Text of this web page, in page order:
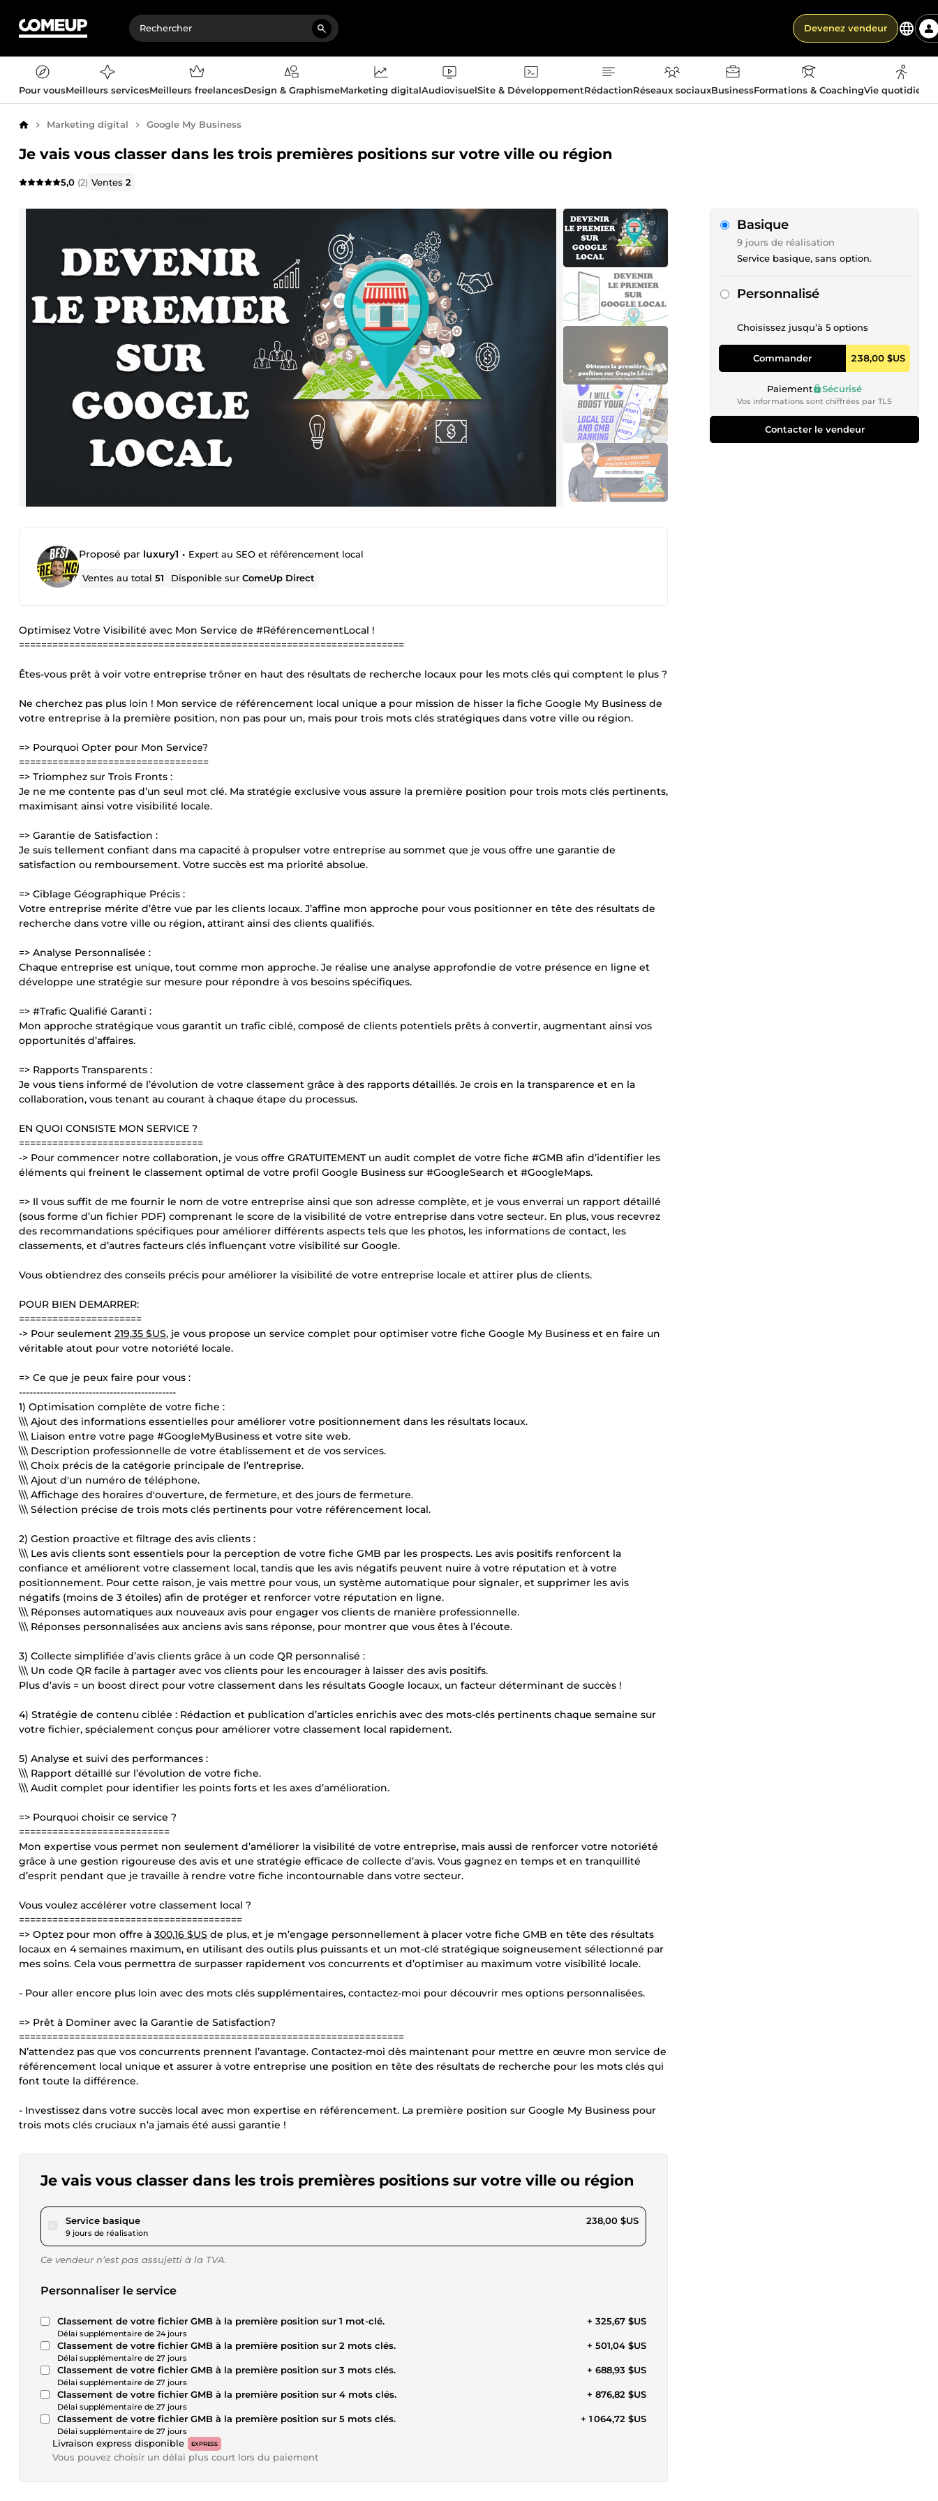
Devenez vendeur
Pour vousMeilleurs servicesMeilleurs freelancesDesign & GraphismeMarketing digitalAudiovisuelSite & DéveloppementRédactionRéseaux sociauxBusinessFormations & CoachingVie
AccueilMarketing digital Google My Business
Je vais vous classer dans les trois premières positions sur votre ville ou région
5,0 (2) Ventes2
Proposé par luxury1 • Expert au SEO et référencement local
Ventes au total51 Disponible surComeUp Direct
Optimisez Votre Visibilité avec Mon Service de #RéférencementLocal !
=====================================================================
Êtes-vous prêt à voir votre entreprise trôner en haut des résultats de recherche locaux pour les mots clés qui comptent le plus ?
Ne cherchez pas plus loin ! Mon service de référencement local unique a pour mission de hisser la fiche Google My Business de
votre entreprise à la première position, non pas pour un, mais pour trois mots clés stratégiques dans votre ville ou région.
=> Pourquoi Opter pour Mon Service?
==================================
=> Triomphez sur Trois Fronts :
Je ne me contente pas d’un seul mot clé. Ma stratégie exclusive vous assure la première position pour trois mots clés pertinents,
maximisant ainsi votre visibilité locale.
=> Garantie de Satisfaction :
Je suis tellement confiant dans ma capacité à propulser votre entreprise au sommet que je vous offre une garantie de
satisfaction ou remboursement. Votre succès est ma priorité absolue.
=> Ciblage Géographique Précis :
Votre entreprise mérite d’être vue par les clients locaux. J’affine mon approche pour vous positionner en tête des résultats de
recherche dans votre ville ou région, attirant ainsi des clients qualifiés.
=> Analyse Personnalisée :
Chaque entreprise est unique, tout comme mon approche. Je réalise une analyse approfondie de votre présence en ligne et
développe une stratégie sur mesure pour répondre à vos besoins spécifiques.
=> #Trafic Qualifié Garanti :
Mon approche stratégique vous garantit un trafic ciblé, composé de clients potentiels prêts à convertir, augmentant ainsi vos
opportunités d’affaires.
=> Rapports Transparents :
Je vous tiens informé de l’évolution de votre classement grâce à des rapports détaillés. Je crois en la transparence et en la
collaboration, vous tenant au courant à chaque étape du processus.
EN QUOI CONSISTE MON SERVICE ?
=================================
-> Pour commencer notre collaboration, je vous offre GRATUITEMENT un audit complet de votre fiche #GMB afin d’identifier les
éléments qui freinent le classement optimal de votre profil Google Business sur #GoogleSearch et #GoogleMaps.
=> Il vous suffit de me fournir le nom de votre entreprise ainsi que son adresse complète, et je vous enverrai un rapport détaillé
(sous forme d’un fichier PDF) comprenant le score de la visibilité de votre entreprise dans votre secteur. En plus, vous recevrez
des recommandations spécifiques pour améliorer différents aspects tels que les photos, les informations de contact, les
classements, et d’autres facteurs clés influençant votre visibilité sur Google.
Vous obtiendrez des conseils précis pour améliorer la visibilité de votre entreprise locale et attirer plus de clients.
POUR BIEN DEMARRER:
======================
-> Pour seulement 219,35 $US, je vous propose un service complet pour optimiser votre fiche Google My Business et en faire un
véritable atout pour votre notoriété locale.
=> Ce que je peux faire pour vous :
---------------------------------------------
1) Optimisation complète de votre fiche :
\\\ Ajout des informations essentielles pour améliorer votre positionnement dans les résultats locaux.
\\\ Liaison entre votre page #GoogleMyBusiness et votre site web.
\\\ Description professionnelle de votre établissement et de vos services.
\\\ Choix précis de la catégorie principale de l’entreprise.
\\\ Ajout d'un numéro de téléphone.
\\\ Affichage des horaires d'ouverture, de fermeture, et des jours de fermeture.
\\\ Sélection précise de trois mots clés pertinents pour votre référencement local.
2) Gestion proactive et filtrage des avis clients :
\\\ Les avis clients sont essentiels pour la perception de votre fiche GMB par les prospects. Les avis positifs renforcent la
confiance et améliorent votre classement local, tandis que les avis négatifs peuvent nuire à votre réputation et à votre
positionnement. Pour cette raison, je vais mettre pour vous, un système automatique pour signaler, et supprimer les avis
négatifs (moins de 3 étoiles) afin de protéger et renforcer votre réputation en ligne.
\\\ Réponses automatiques aux nouveaux avis pour engager vos clients de manière professionnelle.
\\\ Réponses personnalisées aux anciens avis sans réponse, pour montrer que vous êtes à l’écoute.
3) Collecte simplifiée d’avis clients grâce à un code QR personnalisé :
\\\ Un code QR facile à partager avec vos clients pour les encourager à laisser des avis positifs.
Plus d’avis = un boost direct pour votre classement dans les résultats Google locaux, un facteur déterminant de succès !
4) Stratégie de contenu ciblée : Rédaction et publication d’articles enrichis avec des mots-clés pertinents chaque semaine sur
votre fichier, spécialement conçus pour améliorer votre classement local rapidement.
5) Analyse et suivi des performances :
\\\ Rapport détaillé sur l’évolution de votre fiche.
\\\ Audit complet pour identifier les points forts et les axes d’amélioration.
=> Pourquoi choisir ce service ?
===========================
Mon expertise vous permet non seulement d’améliorer la visibilité de votre entreprise, mais aussi de renforcer votre notoriété
grâce à une gestion rigoureuse des avis et une stratégie efficace de collecte d’avis. Vous gagnez en temps et en tranquillité
d’esprit pendant que je travaille à rendre votre fiche incontournable dans votre secteur.
Vous voulez accélérer votre classement local ?
========================================
=> Optez pour mon offre à 300,16 $US de plus, et je m’engage personnellement à placer votre fiche GMB en tête des résultats
locaux en 4 semaines maximum, en utilisant des outils plus puissants et un mot-clé stratégique soigneusement sélectionné par
mes soins. Cela vous permettra de surpasser rapidement vos concurrents et d’optimiser au maximum votre visibilité locale.
- Pour aller encore plus loin avec des mots clés supplémentaires, contactez-moi pour découvrir mes options personnalisées.
=> Prêt à Dominer avec la Garantie de Satisfaction?
=====================================================================
N’attendez pas que vos concurrents prennent l’avantage. Contactez-moi dès maintenant pour mettre en œuvre mon service de
référencement local unique et assurer à votre entreprise une position en tête des résultats de recherche pour les mots clés qui
font toute la différence.
- Investissez dans votre succès local avec mon expertise en référencement. La première position sur Google My Business pour
trois mots clés cruciaux n’a jamais été aussi garantie !
Je vais vous classer dans les trois premières positions sur votre ville ou région
Service basiquepour 219,35 $US
9 jours de réalisation
238,00 $US
Ce vendeur n’est pas assujetti à la TVA.
Personnaliser le service
Classement de votre fichier GMB à la première position sur 1 mot-clé.
Délai supplémentaire de 24 jours
+ 325,67 $US
Classement de votre fichier GMB à la première position sur 2 mots clés.
Délai supplémentaire de 27 jours
+ 501,04 $US
Classement de votre fichier GMB à la première position sur 3 mots clés.
Délai supplémentaire de 27 jours
+ 688,93 $US
Classement de votre fichier GMB à la première position sur 4 mots clés.
Délai supplémentaire de 27 jours
+ 876,82 $US
Classement de votre fichier GMB à la première position sur 5 mots clés.
Délai supplémentaire de 27 jours
+ 1 064,72 $US
Livraison express disponible EXPRESS
Vous pouvez choisir un délai plus court lors du paiement
Basique
9 jours de réalisation
Service basique, sans option.
Personnalisé
Choisissez jusqu’à 5 options
Commander 238,00 $US
Paiement Sécurisé
Vos informations sont chiffrées par TLS
Contacter le vendeur